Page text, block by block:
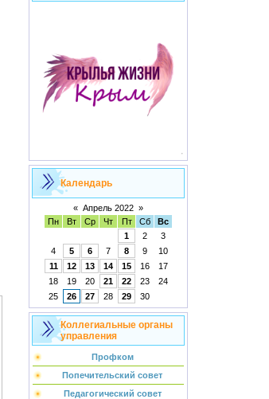
Календарь
« Апрель 2022 »
Пн
Вт Ср Чт Пт Сб
Вс
1
2
3
4
5 6 7 8 9
10
11
12 13 14 15 16
17
18
19 20 21 22 23
24
25
26 27 28 29 30
Коллегиальные органы
управления
Профком
Попечительский совет
Педагогический совет